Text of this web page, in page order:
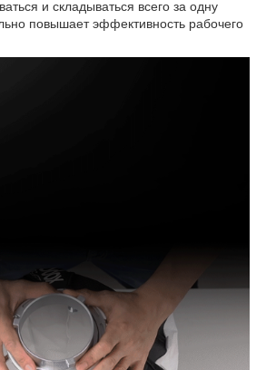
и складываться всего за одну
повышает эффективность рабочего